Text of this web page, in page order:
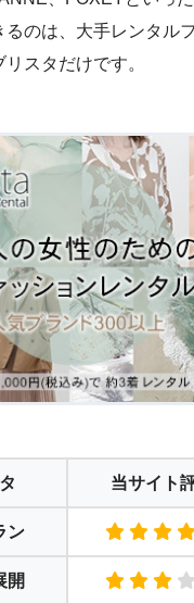
のは、大手レンタル
スタだけです。
当サイト
ン
開